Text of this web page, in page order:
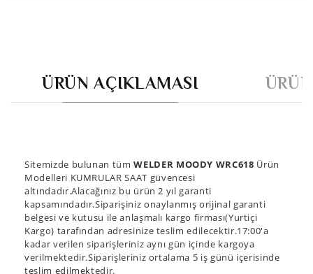
ÜRÜN AÇIKLAMASI
Sitemizde bulunan tümWELDER MOODY WRC618 Ürün
Modelleri KUMRULAR SAAT güvencesi
altındadır.Alacağınız bu ürün 2 yıl garanti
kapsamındadır.Siparişiniz onaylanmış orijinal garanti
belgesi ve kutusu ile anlaşmalı kargo firması(Yurtiçi
Kargo) tarafından adresinize teslim edilecektir.17:00'a
kadar verilen siparişleriniz aynı gün içinde kargoya
verilmektedir.Siparişleriniz ortalama 5 iş günü içerisinde
teslim edilmektedir.